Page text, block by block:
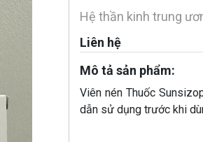
Hệ thần kinh trung
Liên hệ
Mô tả sản phẩm:
Viên nén Thuốc
dẫn sử dụng trước khi